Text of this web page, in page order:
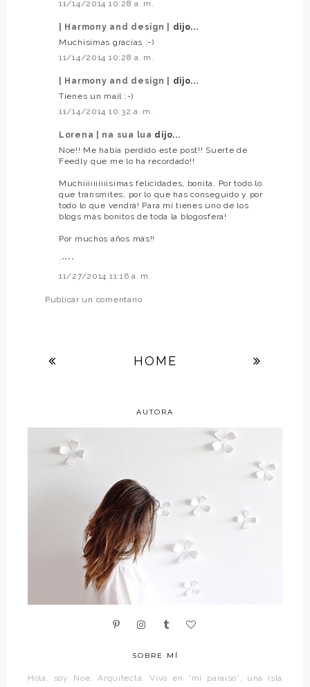
11/14/2014 10:28 a. m.
| Harmony and design |
dijo...
Muchísimas gracias :-)
11/14/2014 10:28 a. m.
| Harmony and design |
dijo...
Tienes un mail ;-)
11/14/2014 10:32 a. m.
Lorena | na sua lua dijo...
Noe!! Me había perdido este post!! Suerte de
Feedly que me lo ha recordado!!
Muchíiiiiiiiiisimas felicidades, bonita. Por todo lo
que transmites, por lo que has conseguido y por
todo lo que vendrá! Para mí tienes uno de los
blogs más bonitos de toda la blogosfera!
Por muchos años más!!
:****
11/27/2014 11:16 a. m.
Publicar un comentario
HOME
AUTORA
SOBRE MÍ
Hola, soy Noe. Arquitecta. Vivo en “mi paraíso”, una isla